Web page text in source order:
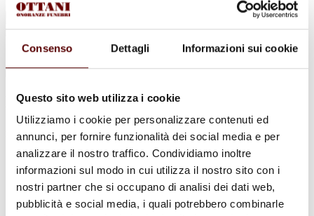
Consenso Dettagli Informazioni sui cookie
Questo sito web utilizza i cookie
Utilizziamo i cookie per personalizzare contenuti ed
annunci, per fornire funzionalità dei social media e per
analizzare il nostro traffico. Condividiamo inoltre
informazioni sul modo in cui utilizza il nostro sito con i
nostri partner che si occupano di analisi dei dati web,
pubblicità e social media, i quali potrebbero combinarle
Cerca
per:
Maddalena Boccia
in Ramponi
12 Febbraio 1950 - 19 Dicembre 2024
Condividi questa pagina